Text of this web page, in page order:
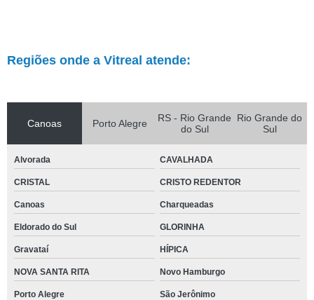
Regiões onde a Vitreal atende:
Canoas Porto Alegre
RS - Rio Grande
do Sul
Rio Grande do
Sul
Alvorada CAVALHADA
CRISTAL CRISTO REDENTOR
Canoas Charqueadas
Eldorado do Sul GLORINHA
Gravataí HÍPICA
NOVA SANTA RITA Novo Hamburgo
Porto Alegre São Jerônimo